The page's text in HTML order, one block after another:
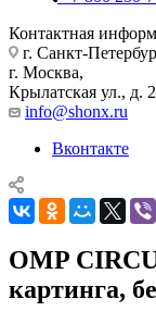
Контактная
г. Санкт-
г. Москва,
Крылатская ул., д.
info@shonx.ru
Вконтакте
OMP
картинга,